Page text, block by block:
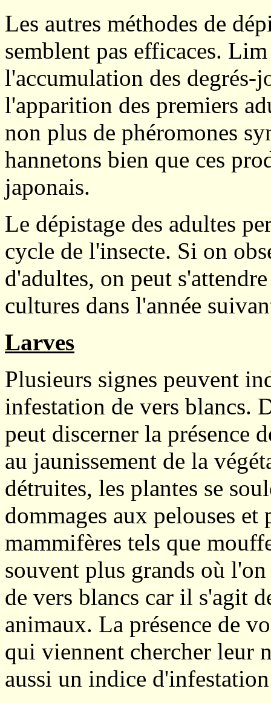
Les autres méthodes de
semblent pas efficaces.
l'accumulation des degrés-
l'apparition des premiers
non plus de phéromones
hannetons bien que ces
japonais.
Le dépistage des adultes
cycle de l'insecte. Si on
d'adultes, on peut
cultures dans l'année
Larves
Plusieurs signes peuvent
infestation de vers blancs.
peut discerner la présence
au jaunissement de la
détruites, les plantes se
dommages aux pelouses et
mammifères tels que
souvent plus grands où
de vers blancs car il s'agit
animaux. La présence de
qui viennent chercher leur
aussi un indice